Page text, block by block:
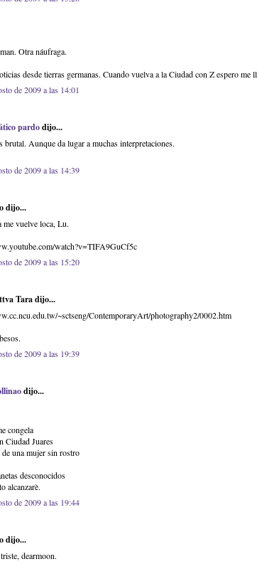
Otra náufraga.
desde tierras germanas. Cuando vuelva a la Ciudad con Z espero me
de 2009 a las 14:01
pardodijo...
brutal. Aunque da lugar a muchas interpretaciones.
de 2009 a las 14:39
dijo...
me vuelve loca, Lu.
watch?v=TIFA9GuCf5c
de 2009 a las 15:20
Tara dijo...
~sctseng/ContemporaryArt/photography2/0002.htm
de 2009 a las 19:39
dijo...
congela
Ciudad Juares
de una mujer sin rostro
desconocidos
alcanzarè.
de 2009 a las 19:44
dijo...
dearmoon.